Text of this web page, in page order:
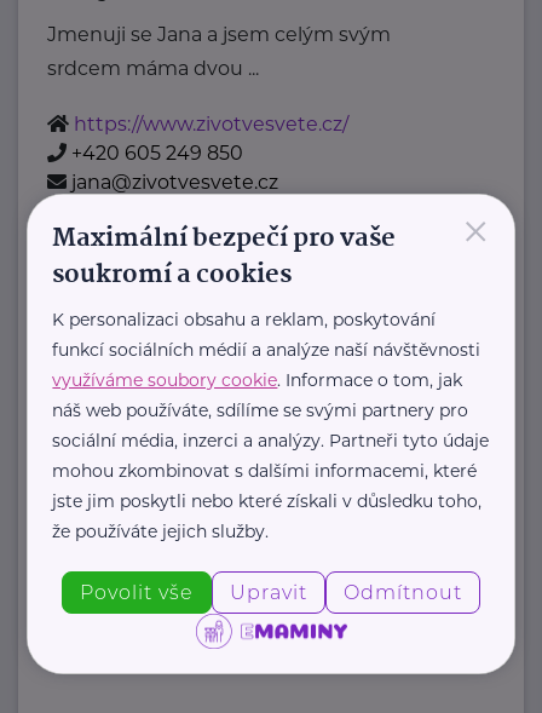
Jmenuji se Jana a jsem celým svým
srdcem máma dvou ...
https://www.zivotvesvete.cz/
+420 605 249 850
jana@zivotvesvete.cz
Zobrazit přehled společností
×
Maximální bezpečí pro vaše
soukromí a cookies
K personalizaci obsahu a reklam, poskytování
funkcí sociálních médií a analýze naší návštěvnosti
využíváme soubory cookie. Informace o tom, jak
náš web používáte, sdílíme se svými partnery pro
sociální média, inzerci a analýzy. Partneři tyto údaje
mohou zkombinovat s dalšími informacemi, které
jste jim poskytli nebo které získali v důsledku toho,
že používáte jejich služby.
Povolit vše Upravit Odmítnout